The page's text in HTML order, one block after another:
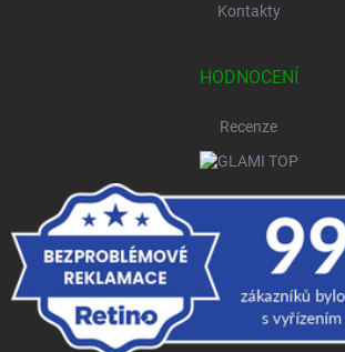
Kontakty
HODNOCENÍ
Recenze